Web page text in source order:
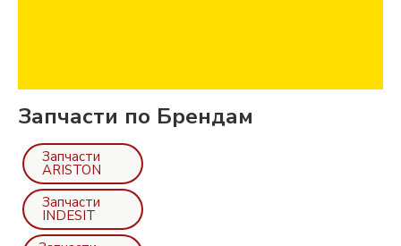
Запчасти по Брендам
Запчасти
ARISTON
Запчасти
INDESIT